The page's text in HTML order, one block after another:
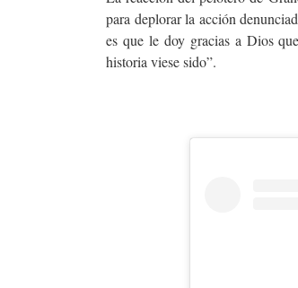
para deplorar la acción
es que le doy gracias a Dios
historia viese sido”.